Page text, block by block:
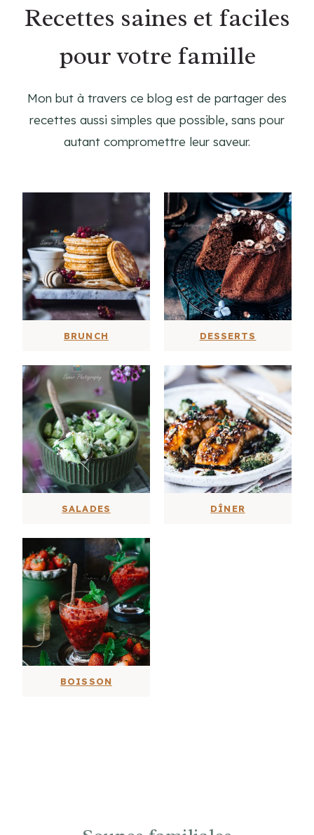
Recettes saines et faciles
pour votre famille
Mon but à travers ce blog est de partager des
recettes aussi simples que possible, sans pour
autant compromettre leur saveur.
BRUNCH DESSERTS
SALADES DÎNER
BOISSON